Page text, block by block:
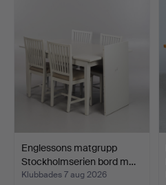
Englessons matgrupp
Stockholmserien bord m…
Klubbades 7 aug 2026